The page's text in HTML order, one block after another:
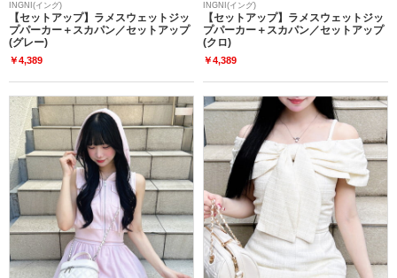
INGNI(イング)
【セットアップ】ラメスウェットジッ
プパーカー＋スカパン／セットアップ
(グレー)
￥4,389
INGNI(イング)
【セットアップ】ラメスウェットジッ
プパーカー＋スカパン／セットアップ
(クロ)
￥4,389